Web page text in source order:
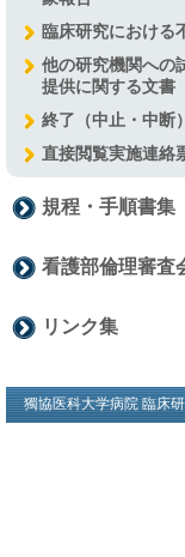
臨床研究における
他の研究機関への
提供に関する文書
終了（中止・中断
直接閲覧実施連絡
規程・手順書集
看護部倫理審査
リンク集
獨協医科大学病院 臨床